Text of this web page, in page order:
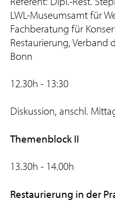
LWL-Museumsamt für
Fachberatung für
Restaurierung, Verband
Bonn
12.30h - 13:30
Diskussion, anschl.
Themenblock II
13.30h - 14.00h
Restaurierung in der